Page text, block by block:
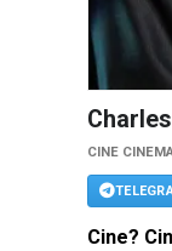
CINE
Cine?